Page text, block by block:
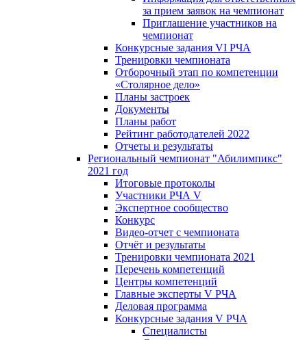
за прием заявок на чемпионат
Приглашение участников на
чемпионат
Конкурсные задания VI РЧА
Тренировки чемпионата
Отборочный этап по компетенции
«Столярное дело»
Планы застроек
Документы
Планы работ
Рейтинг работодателей 2022
Отчеты и результаты
Региональный чемпионат "Абилимпикс"
2021 год
Итоговые протоколы
Участники РЧА V
Экспертное сообщество
Конкурс
Видео-отчет с чемпионата
Отчёт и результаты
Тренировки чемпионата 2021
Перечень компетенций
Центры компетенций
Главные эксперты V РЧА
Деловая программа
Конкурсные задания V РЧА
Специалисты